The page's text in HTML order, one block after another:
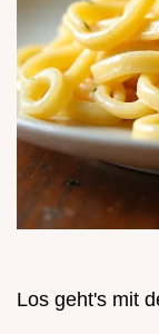
Los geht's mit